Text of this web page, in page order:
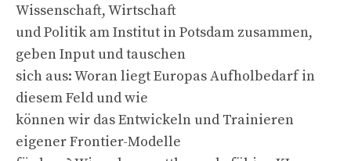
Wissenschaft, Wirtschaft
und Politik am Institut in Potsdam zusammen,
geben Input und tauschen
sich aus: Woran liegt Europas Aufholbedarf in
diesem Feld und wie
können wir das Entwickeln und Trainieren
eigener Frontier-Modelle